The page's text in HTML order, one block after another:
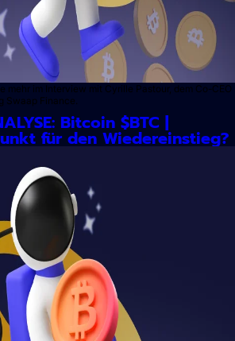
mehr im Interview mit Cyrille Pastour, dem Co-CEO
Swaap Finance.
Bitcoin $BTC |
für den Wiedereinstieg?